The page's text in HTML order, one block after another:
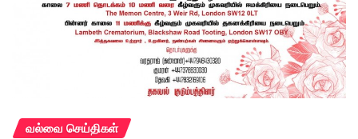
வல்வை செய்திகள்